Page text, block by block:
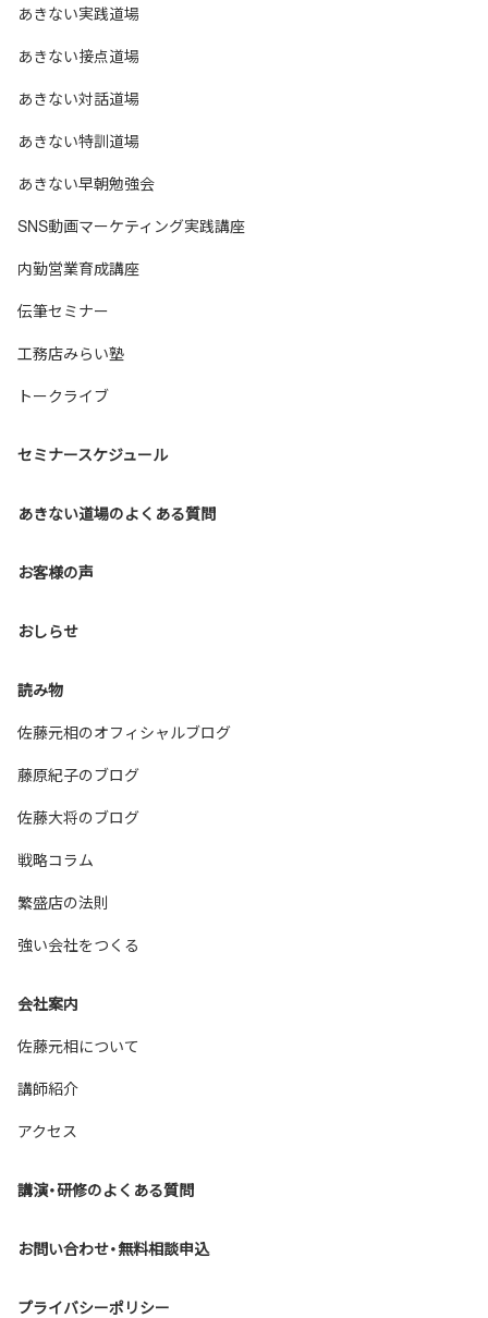
あきない実践道場
あきない接点道場
あきない対話道場
あきない特訓道場
あきない早朝勉強会
SNS動画マーケティング実践講座
内勤営業育成講座
伝筆セミナー
工務店みらい塾
トークライブ
セミナースケジュール
あきない道場のよくある質問
お客様の声
おしらせ
読み物
佐藤元相のオフィシャルブログ
藤原紀子のブログ
佐藤大将のブログ
戦略コラム
繁盛店の法則
強い会社をつくる
会社案内
佐藤元相について
講師紹介
アクセス
講演・研修のよくある質問
お問い合わせ・無料相談申込
プライバシーポリシー